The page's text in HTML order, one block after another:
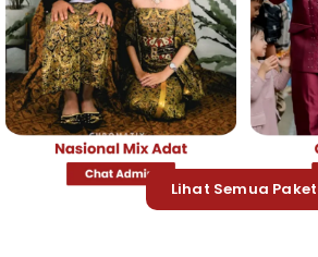
Lihat Semua Paket